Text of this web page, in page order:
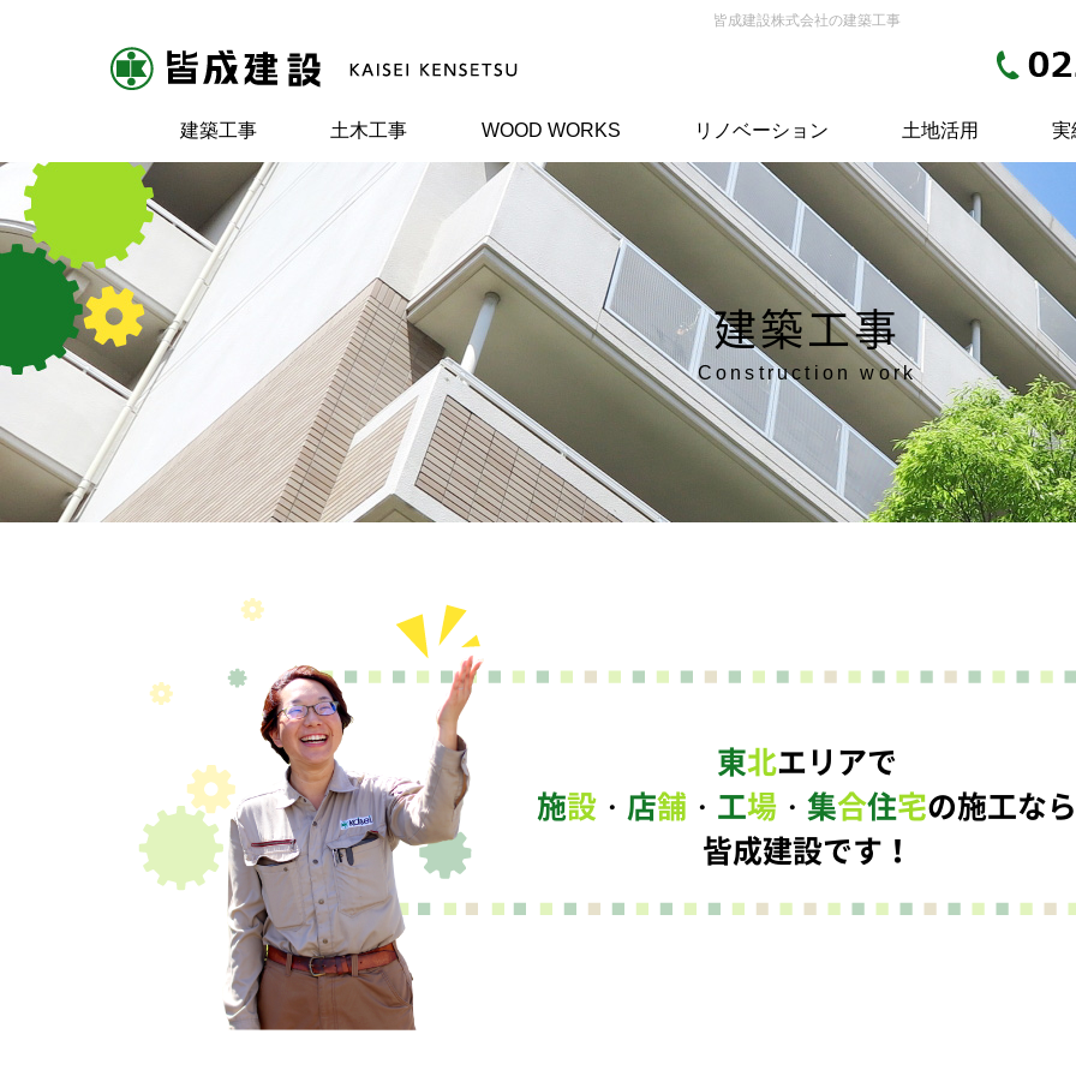
皆成建設株式会社の建築工事
建築工事 土木工事 WOOD WORKS リノベーション 土地活用 実
建築工事
Construction work
東北エリアで
施設 ・ 店舗 ・ 工場 ・ 集合住宅の施工なら
皆成建設です！